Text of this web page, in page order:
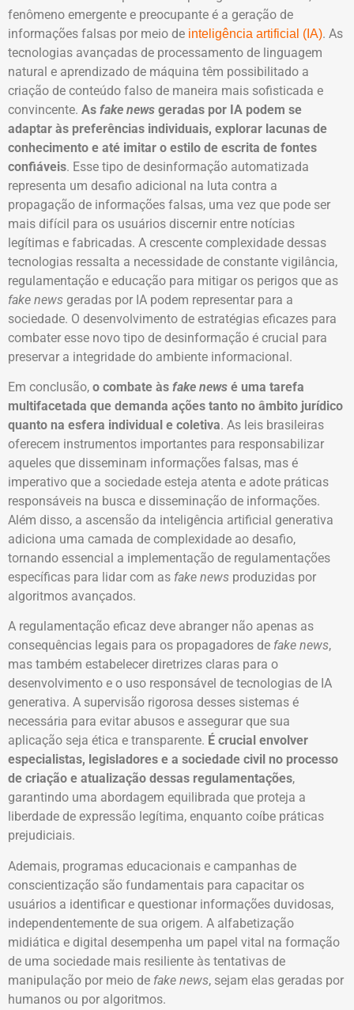
fenômeno emergente e preocupante é a geração de
informações falsas por meio de inteligência artificial (IA). As
tecnologias avançadas de processamento de linguagem
natural e aprendizado de máquina têm possibilitado a
criação de conteúdo falso de maneira mais sofisticada e
convincente. As fake news geradas por IA podem se
adaptar às preferências individuais, explorar lacunas de
conhecimento e até imitar o estilo de escrita de fontes
confiáveis. Esse tipo de desinformação automatizada
representa um desafio adicional na luta contra a
propagação de informações falsas, uma vez que pode ser
mais difícil para os usuários discernir entre notícias
legítimas e fabricadas. A crescente complexidade dessas
tecnologias ressalta a necessidade de constante vigilância,
regulamentação e educação para mitigar os perigos que as
fake news geradas por IA podem representar para a
sociedade. O desenvolvimento de estratégias eficazes para
combater esse novo tipo de desinformação é crucial para
preservar a integridade do ambiente informacional.
Em conclusão, o combate às fake news é uma tarefa
multifacetada que demanda ações tanto no âmbito jurídico
quanto na esfera individual e coletiva. As leis brasileiras
oferecem instrumentos importantes para responsabilizar
aqueles que disseminam informações falsas, mas é
imperativo que a sociedade esteja atenta e adote práticas
responsáveis na busca e disseminação de informações.
Além disso, a ascensão da inteligência artificial generativa
adiciona uma camada de complexidade ao desafio,
tornando essencial a implementação de regulamentações
específicas para lidar com as fake news produzidas por
algoritmos avançados.
A regulamentação eficaz deve abranger não apenas as
consequências legais para os propagadores de fake news,
mas também estabelecer diretrizes claras para o
desenvolvimento e o uso responsável de tecnologias de IA
generativa. A supervisão rigorosa desses sistemas é
necessária para evitar abusos e assegurar que sua
aplicação seja ética e transparente. É crucial envolver
especialistas, legisladores e a sociedade civil no processo
de criação e atualização dessas regulamentações,
garantindo uma abordagem equilibrada que proteja a
liberdade de expressão legítima, enquanto coíbe práticas
prejudiciais.
Ademais, programas educacionais e campanhas de
conscientização são fundamentais para capacitar os
usuários a identificar e questionar informações duvidosas,
independentemente de sua origem. A alfabetização
midiática e digital desempenha um papel vital na formação
de uma sociedade mais resiliente às tentativas de
manipulação por meio de fake news, sejam elas geradas por
humanos ou por algoritmos.